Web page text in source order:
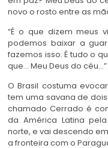
novo o rosto entre as
“É o que dizem meus
podemos baixar a
fazemos isso. É tudo o
que… Meu Deus do céu…”
O Brasil costuma
tem uma savana de
chamado Cerrado é
da América Latina
norte, e vai descendo
a fronteira com o